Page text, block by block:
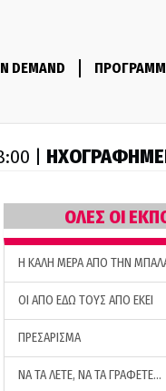
DEMAND
|
ΟΛΕΣ ΟΙ
H ΚΑΛΗ ΜΕΡΑ ΑΠΟ ΤΗΝ
ΟΙ ΑΠΟ ΕΔΩ ΤΟΥΣ ΑΠΟ ΕΚΕΙ
ΠΡΕΣΑΡΙΣΜΑ
ΝΑ ΤΑ ΛΕΤΕ, ΝΑ ΤΑ ΓΡΑΦΕΤΕ…